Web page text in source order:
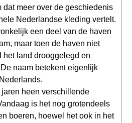
dat meer over de geschiedenis
Nederlandse kleding vertelt.
een deel van de haven
maar toen de haven niet
het land drooggelegd en
naam betekent eigenlijk
heen verschillende
is het nog grotendeels
boeren, hoewel het ook in het